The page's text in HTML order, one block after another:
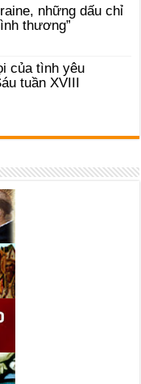
những dấu chỉ
thương”
của tình yêu
tuần XVIII